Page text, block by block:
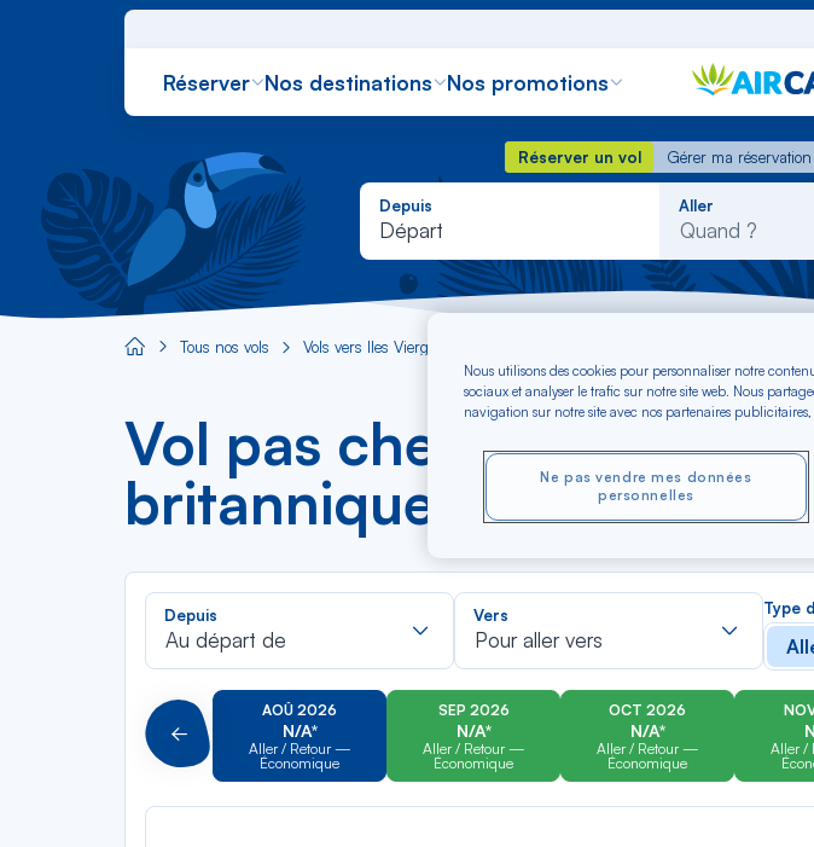
Réserver Nos destinations Nos promotions
Réserver un vol Gérer ma
Réserver un vol
Gérer ma réservation
Depuis
Départ
Rechercher
dans
liste
Aller
Aircaraibes.com
Tous nos vols Vols vers Îles Vierges britanniques
Vol pas cher Marseille -
britanniques dès €*
Depuis
Au départ de
Rechercher
dans
la
liste
Vers
Pour aller vers
dans
la
liste
Type
Précédent
AOÛ 2026
N/A*
Aller / Retour —
Économique
SEP 2026
N/A*
Aller / Retour —
Économique
OCT 2026
N/A*
Aller / Retour —
Économique
Aller /
Nous utilisons des cookies pour personnaliser notre
sociaux et analyser le trafic sur notre site web. Nous
navigation sur notre site avec nos partenaires publicitaires,
Ne pas vendre mes données
personnelles